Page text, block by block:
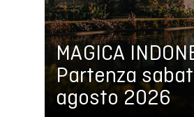
MAGICA
Partenza
agosto 2026